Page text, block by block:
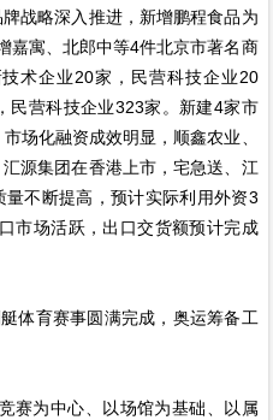
略深入推进，新增鹏程食品为
嘉寓、北郎中等4件北京市著名商
术企业20家，民营科技企业20
民营科技企业323家。新建4家市
场化融资成效明显，顺鑫农业、
源集团在香港上市，宅急送、江
不断提高，预计实际利用外资3
市场活跃，出口交货额预计完成
体育赛事圆满完成，奥运筹备工
为中心、以场馆为基础、以属